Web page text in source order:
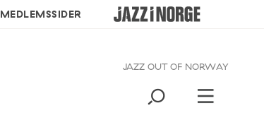
MEDLEMSSIDER
JAZZ OUT OF NORWAY